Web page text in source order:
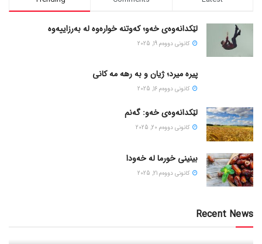
لێکدانەوەی خەو؛ کەوتنە خوارەوە لە بەرزاییەوە
كانونی دووه‌م 19, 2025
پیره میرد؛ ژیان و به رهه مه کانی
كانونی دووه‌م 16, 2025
لێکدانەوەی خەو: گەنم
كانونی دووه‌م 20, 2025
بینینی خورما لە خەودا
كانونی دووه‌م 21, 2025
Recent News